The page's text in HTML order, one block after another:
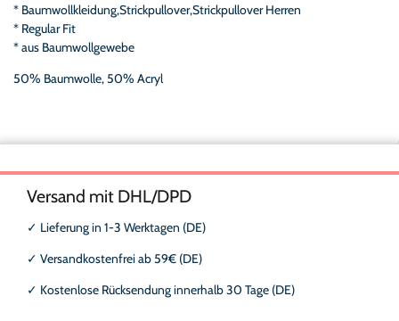
* Baumwollkleidung,Strickpullover,Strickpullover Herren
* Regular Fit
* aus Baumwollgewebe
50% Baumwolle, 50% Acryl
Versand mit DHL/DPD
✓ Lieferung in 1-3 Werktagen (DE)
✓ Versandkostenfrei ab 59€ (DE)
✓ Kostenlose Rücksendung innerhalb 30 Tage (DE)